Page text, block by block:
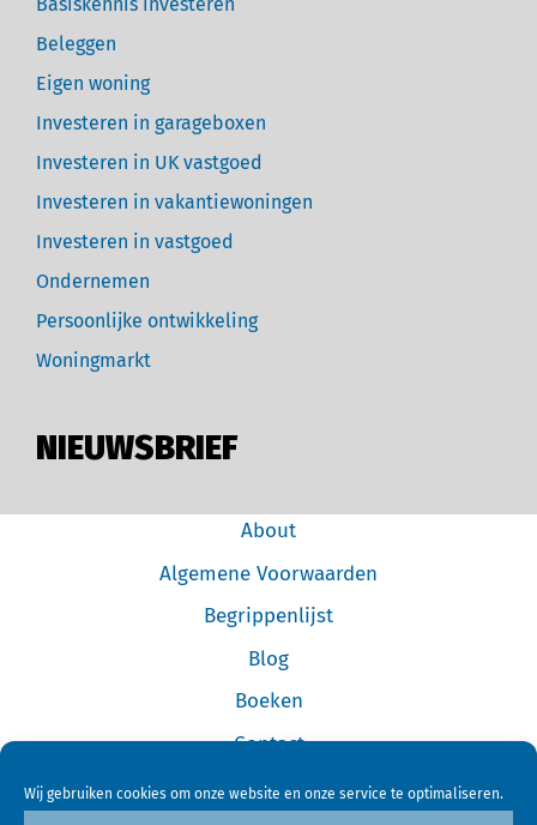
Wij gebruiken cookies om onze website en onze service te optimaliseren.
Beleggen
Eigen woning
Investeren in garageboxen
Investeren in UK vastgoed
Investeren in vakantiewoningen
Investeren in vastgoed
Ondernemen
Persoonlijke ontwikkeling
Woningmarkt
NIEUWSBRIEF
About
Algemene Voorwaarden
Begrippenlijst
Blog
Boeken
Contact
Cookiebeleid (EU)